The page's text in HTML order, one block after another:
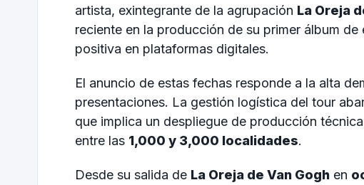
artista, exintegrante de la agrupación La Oreja
reciente en la producción de su primer álbum
positiva en plataformas digitales.
El anuncio de estas fechas responde a la alta
presentaciones. La gestión logística del tour
que implica un despliegue de producción
entre las 1,000 y 3,000 localidades.
Desde su salida de La Oreja de Van Gogh en